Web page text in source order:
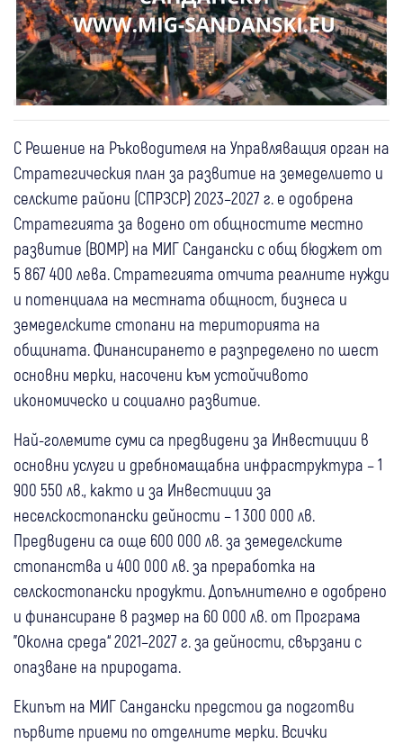
С Решение на Ръководителя на Управляващия орган на
Стратегическия план за развитие на земеделието и
селските райони (СПРЗСР) 2023–2027 г. е одобрена
Стратегията за водено от общностите местно
развитие (ВОМР) на МИГ Сандански с общ бюджет от
5 867 400 лева. Стратегията отчита реалните нужди
и потенциала на местната общност, бизнеса и
земеделските стопани на територията на
общината. Финансирането е разпределено по шест
основни мерки, насочени към устойчивото
икономическо и социално развитие.
Най-големите суми са предвидени за Инвестиции в
основни услуги и дребномащабна инфраструктура – 1
900 550 лв., както и за Инвестиции за
неселскостопански дейности – 1 300 000 лв.
Предвидени са още 600 000 лв. за земеделските
стопанства и 400 000 лв. за преработка на
селскостопански продукти. Допълнително е одобрено
и финансиране в размер на 60 000 лв. от Програма
"Околна среда“ 2021–2027 г. за дейности, свързани с
опазване на природата.
Екипът на МИГ Сандански предстои да подготви
първите приеми по отделните мерки. Всички